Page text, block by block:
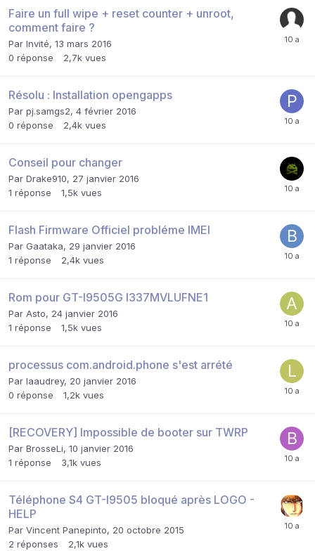
Faire un full wipe + reset counter + unroot,
comment faire ?
Par Invité, 13 mars 2016
0 réponse 2,7k vues
Résolu : Installation opengapps
Par pj.samgs2, 4 février 2016
0 réponse 2,4k vues
Conseil pour changer
Par Drake910, 27 janvier 2016
1 réponse 1,5k vues
Flash Firmware Officiel probléme IMEI
Par Gaataka, 29 janvier 2016
1 réponse 2,4k vues
Rom pour GT-I9505G I337MVLUFNE1
Par Asto, 24 janvier 2016
1 réponse 1,5k vues
processus com.android.phone s'est arrété
Par laaudrey, 20 janvier 2016
0 réponse 1,2k vues
[RECOVERY] Impossible de booter sur TWRP
Par BrosseLi, 10 janvier 2016
1 réponse 3,1k vues
Téléphone S4 GT-I9505 bloqué après LOGO -
HELP
Par Vincent Panepinto, 20 octobre 2015
2 réponses 2,1k vues